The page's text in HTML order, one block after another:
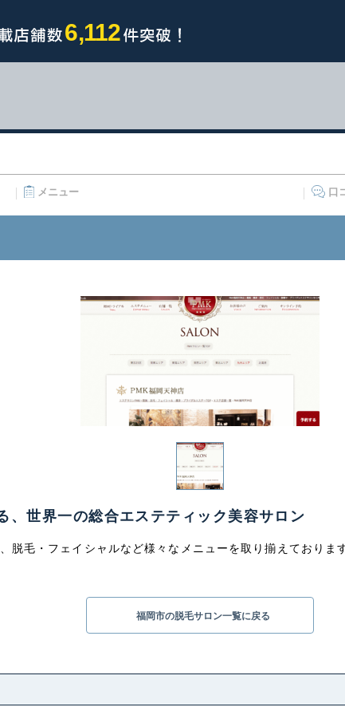
6,112
メニュー 口
、世界一の総合エステティック美容サロン
脱毛・フェイシャルなど様々なメニューを取り揃えておりま
福岡市の脱毛サロン一覧に戻る